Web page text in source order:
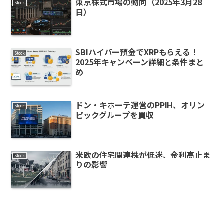
Stock
日）
Stock
SBIハイパー預金でXRPもらえる！
2025年キャンペーン詳細と条件まと
め
Stock
ドン・キホーテ運営のPPIH、オリン
ピックグループを買収
Stock
米欧の住宅関連株が低迷、金利高止ま
りの影響